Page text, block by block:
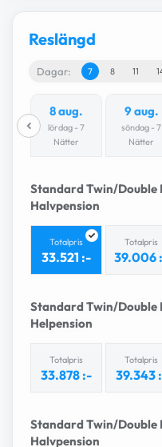
Reslängd
Dagar: 7 8 11
8 aug.
lördag - 7
Nätter
9 aug.
söndag - 7
Nätter
Standard Twin/Double
Halvpension
Totalpris
33.521 :-
Totalpris
39.006
Standard Twin/Double
Helpension
Totalpris
33.878 :-
Totalpris
39.343
Standard Twin/Double
Halvpension